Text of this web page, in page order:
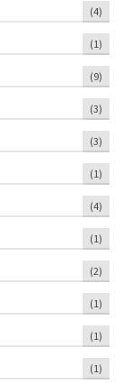
(4)
(1)
(9)
(3)
(3)
(1)
(4)
(1)
(2)
(1)
(1)
(1)